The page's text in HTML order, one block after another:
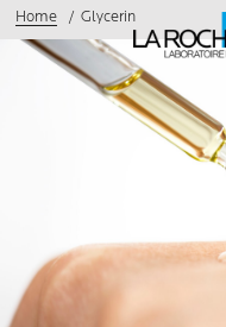
Home Glycerin